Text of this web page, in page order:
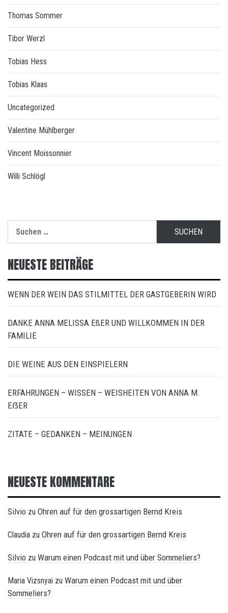
Thomas Sommer
Tibor Werzl
Tobias Hess
Tobias Klaas
Uncategorized
Valentine Mühlberger
Vincent Moissonnier
Willi Schlögl
nach:
NEUESTE BEITRÄGE
WENN DER WEIN DAS STILMITTEL DER GASTGEBERIN WIRD
DANKE ANNA MELISSA EßER UND WILLKOMMEN IN DER
FAMILIE
DIE WEINE AUS DEN EINSPIELERN
ERFAHRUNGEN – WISSEN – WEISHEITEN VON ANNA M.
EẞER
ZITATE – GEDANKEN – MEINUNGEN
NEUESTE KOMMENTARE
Silvio zu Ohren auf für den grossartigen Bernd Kreis
Claudia zu Ohren auf für den grossartigen Bernd Kreis
Silvio zu Warum einen Podcast mit und über Sommeliers?
Maria Vizsnyai zu Warum einen Podcast mit und über
Sommeliers?